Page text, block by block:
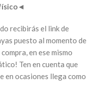
◄
recibirás el link de
puesto al momento de
en ese mismo
Ten en cuenta que
en ocasiones llega como